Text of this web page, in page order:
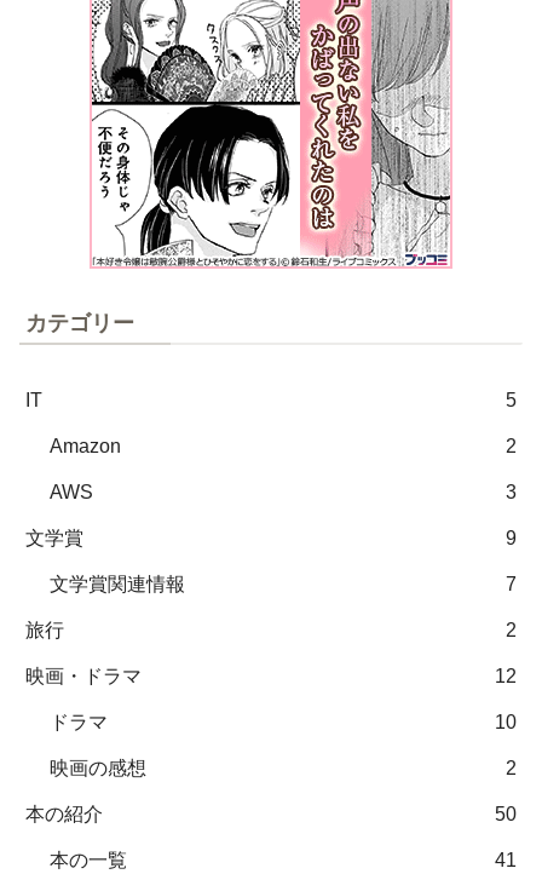
カテゴリー
IT 5
Amazon 2
AWS 3
文学賞 9
文学賞関連情報 7
旅行 2
映画・ドラマ 12
ドラマ 10
映画の感想 2
本の紹介 50
本の一覧 41